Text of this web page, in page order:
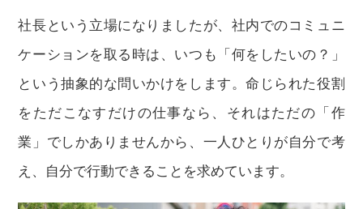
社長という立場になりましたが、社内でのコミュニ
ケーションを取る時は、いつも「何をしたいの？」
という抽象的な問いかけをします。命じられた役割
をただこなすだけの仕事なら、それはただの「作
業」でしかありませんから、一人ひとりが自分で考
え、自分で行動できることを求めています。